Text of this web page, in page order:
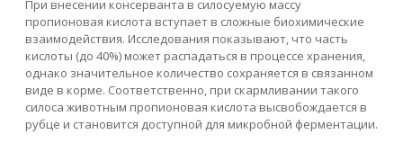
При внесении консерванта в силосуемую массу
пропионовая кислота вступает в сложные биохимические
взаимодействия. Исследования показывают, что часть
кислоты (до 40%) может распадаться в процессе хранения,
однако значительное количество сохраняется в связанном
виде в корме. Соответственно, при скармливании такого
силоса животным пропионовая кислота высвобождается в
рубце и становится доступной для микробной ферментации.